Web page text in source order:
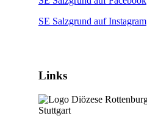
SE Salzgrund auf Instagram
Links